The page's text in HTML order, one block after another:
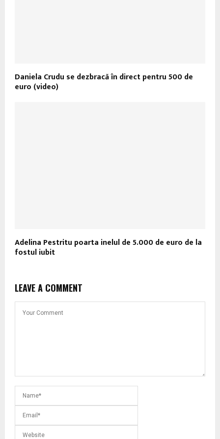
Daniela Crudu se dezbracă în direct pentru 500 de
euro (video)
Adelina Pestritu poarta inelul de 5.000 de euro de la
fostul iubit
LEAVE A COMMENT